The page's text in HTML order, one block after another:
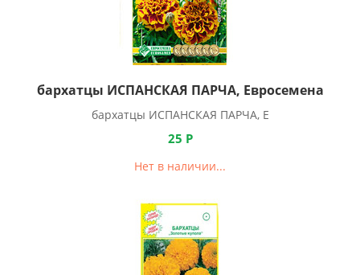
бархатцы ИСПАНСКАЯ ПАРЧА, Евросемена
бархатцы ИСПАНСКАЯ ПАРЧА, Е
25 Р
Нет в наличии...